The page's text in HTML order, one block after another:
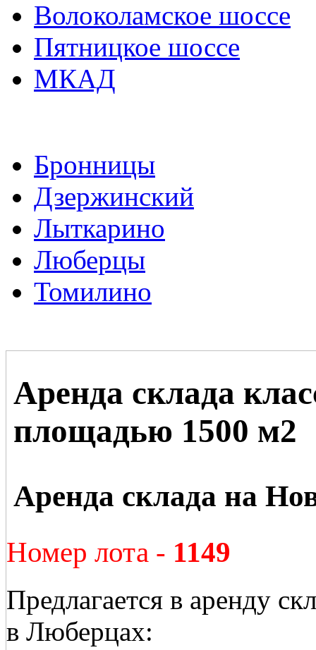
Волоколамское шоссе
Пятницкое шоссе
МКАД
Бронницы
Дзержинский
Лыткарино
Люберцы
Томилино
Аренда склада
площадью 1500 м2
Аренда склада на
Номер лота - 1149
Предлагается в аренду
в Люберцах: